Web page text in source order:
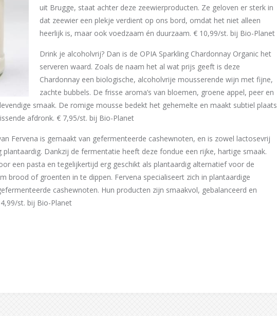
uit Brugge, staat achter deze zeewierproducten. Ze geloven er sterk in
dat zeewier een plekje verdient op ons bord, omdat het niet alleen
heerlijk is, maar ook voedzaam én duurzaam. € 10,99/st. bij Bio-Planet
Drink je alcoholvrij? Dan is de OPIA Sparkling Chardonnay Organic het
serveren waard. Zoals de naam het al wat prijs geeft is deze
Chardonnay een biologische, alcoholvrije mousserende wijn met fijne,
zachte bubbels. De frisse aroma’s van bloemen, groene appel, peer en
smaak. De romige mousse bedekt het gehemelte en maakt subtiel plaats
afdronk. € 7,95/st. bij Bio-Planet
Fervena is gemaakt van gefermenteerde cashewnoten, en is zowel lactosevrij
plantaardig. Dankzij de fermentatie heeft deze fondue een rijke, hartige smaak.
een pasta en tegelijkertijd erg geschikt als plantaardig alternatief voor de
brood of groenten in te dippen. Fervena specialiseert zich in plantaardige
cashewnoten. Hun producten zijn smaakvol, gebalanceerd en
st. bij Bio-Planet